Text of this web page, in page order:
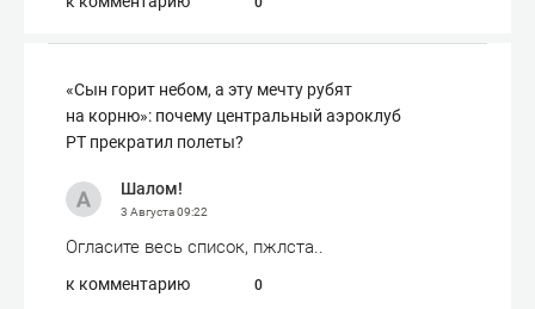
«Сын горит небом, а эту мечту рубят
на корню»: почему центральный аэроклуб
РТ прекратил полеты?
Шалом!
3 Августа09:22
Огласите весь список, пжлста..
к комментарию 0